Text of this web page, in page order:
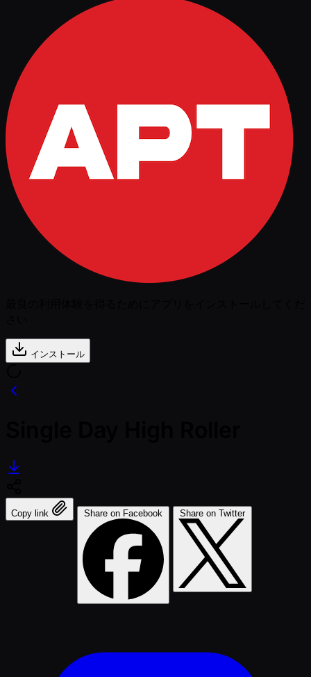
インストール
Copy link Share on Facebook Share on Twitter